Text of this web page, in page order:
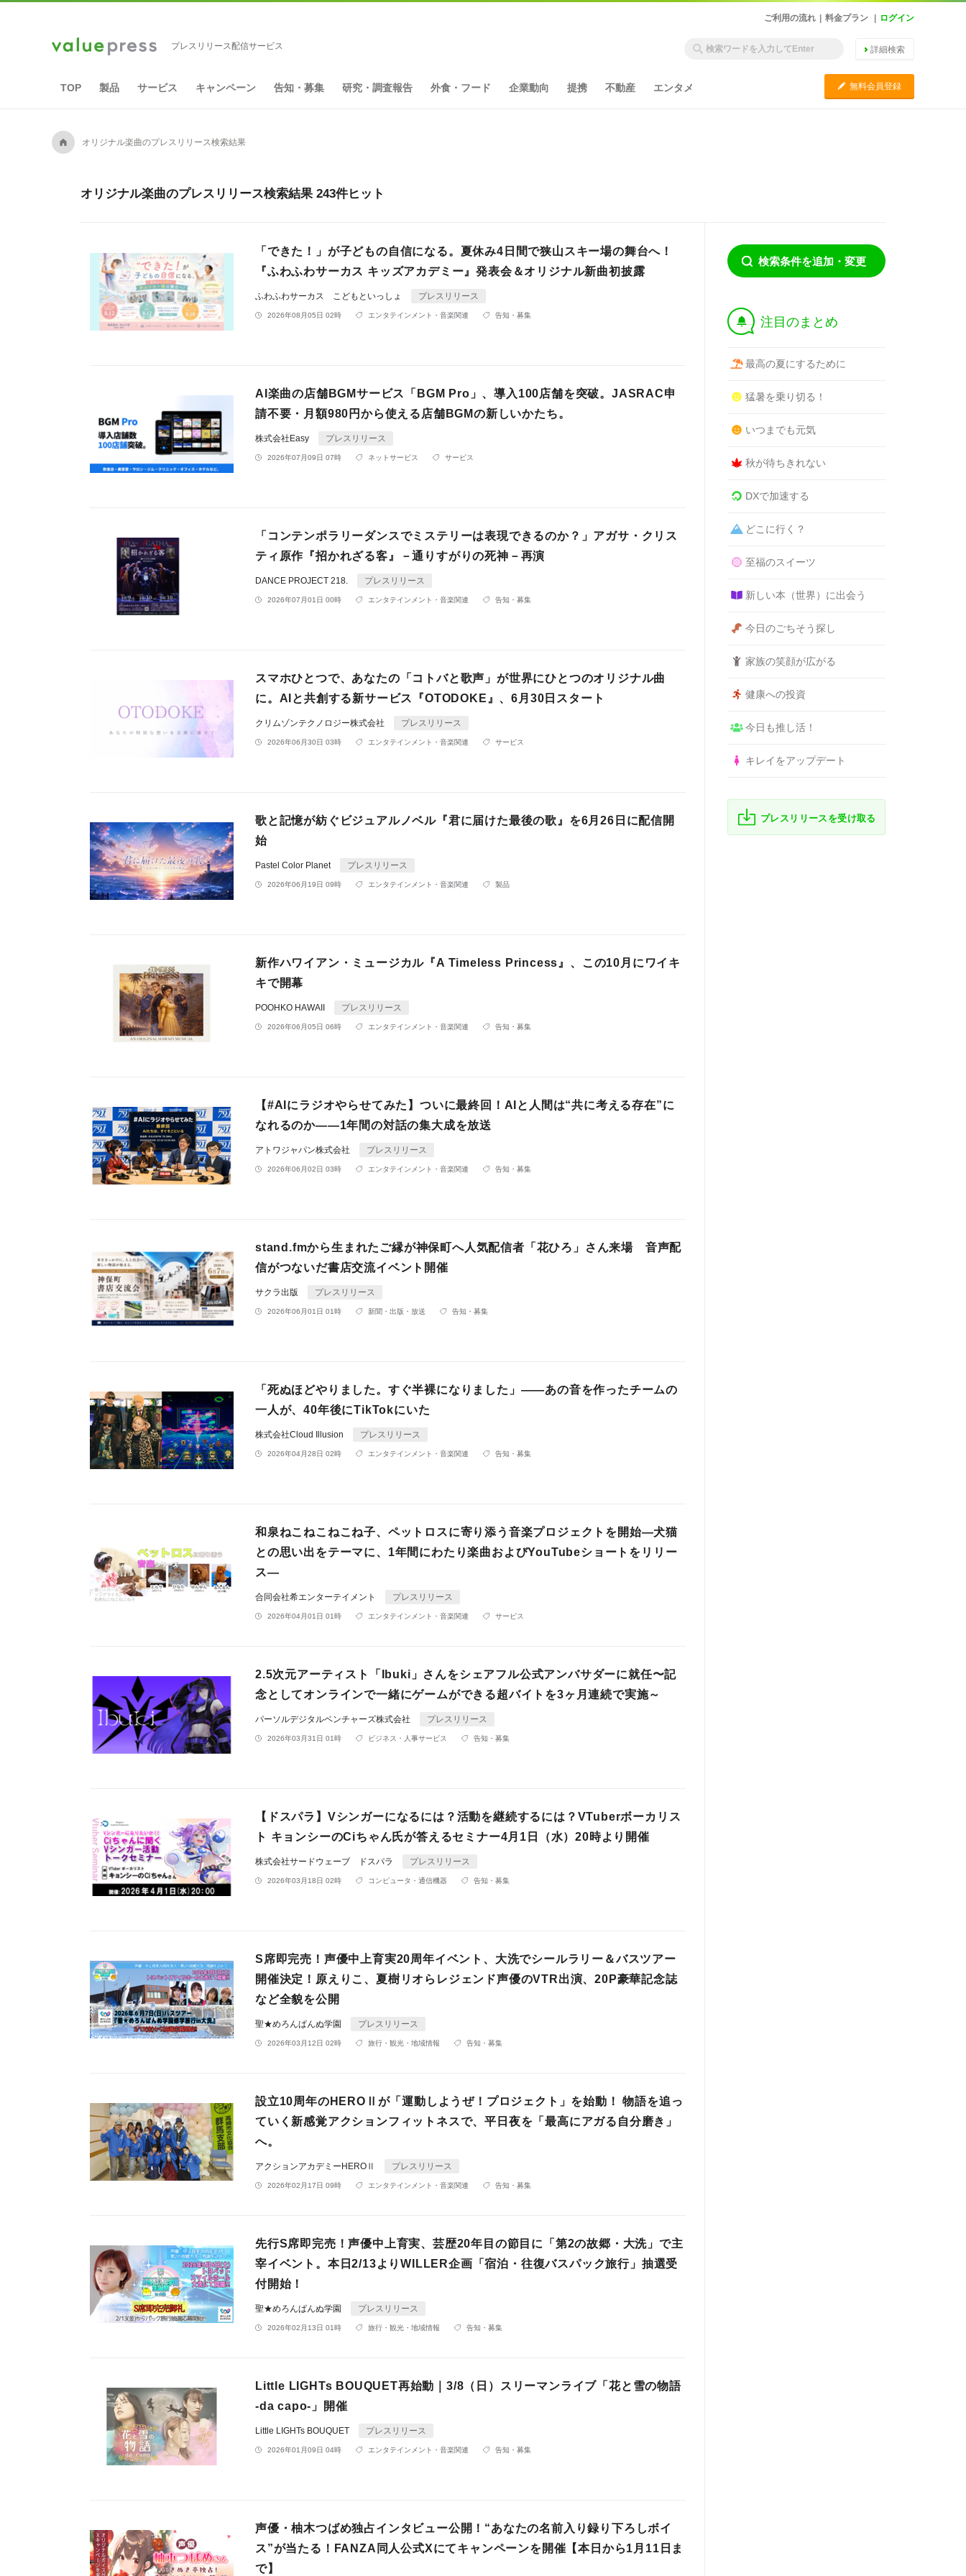
ご利用の流れ 料金プラン ログイン
プレスリリース配信サービス 詳細検索
TOP 製品 サービス キャンペーン 告知・募集 研究・調査報告 外食・フード 企業動向 提携 不動産 エンタメ C 無料会員登録
A オリジナル楽曲のプレスリリース検索結果
オリジナル楽曲のプレスリリース検索結果 243件ヒット
「できた！」が子どもの自信になる。夏休み4日間で狭山スキー場の舞台へ！
『ふわふわサーカス キッズアカデミー』発表会＆オリジナル新曲初披露
ふわふわサーカス こどもといっしょ プレスリリース
2026年08月05日 02時 エンタテインメント・音楽関連 告知・募集
AI楽曲の店舗BGMサービス「BGM Pro」、導入100店舗を突破。JASRAC申
請不要・月額980円から使える店舗BGMの新しいかたち。
株式会社Easy プレスリリース
2026年07月09日 07時 ネットサービス サービス
「コンテンポラリーダンスでミステリーは表現できるのか？」アガサ・クリス
ティ原作『招かれざる客』－通りすがりの死神－再演
DANCE PROJECT 218. プレスリリース
2026年07月01日 00時 エンタテインメント・音楽関連 告知・募集
スマホひとつで、あなたの「コトバと歌声」が世界にひとつのオリジナル曲
に。AIと共創する新サービス『OTODOKE』、6月30日スタート
クリムゾンテクノロジー株式会社 プレスリリース
2026年06月30日 03時 エンタテインメント・音楽関連 サービス
歌と記憶が紡ぐビジュアルノベル『君に届けた最後の歌』を6月26日に配信開
始
Pastel Color Planet プレスリリース
2026年06月19日 09時 エンタテインメント・音楽関連 製品
新作ハワイアン・ミュージカル『A Timeless Princess』、この10月にワイキ
キで開幕
POOHKO HAWAII プレスリリース
2026年06月05日 06時 エンタテインメント・音楽関連 告知・募集
【#AIにラジオやらせてみた】ついに最終回！AIと人間は“共に考える存在”に
なれるのか――1年間の対話の集大成を放送
アトワジャパン株式会社 プレスリリース
2026年06月02日 03時 エンタテインメント・音楽関連 告知・募集
stand.fmから生まれたご縁が神保町へ人気配信者「花ひろ」さん来場 音声配
信がつないだ書店交流イベント開催
サクラ出版 プレスリリース
2026年06月01日 01時 新聞・出版・放送 告知・募集
「死ぬほどやりました。すぐ半裸になりました」——あの音を作ったチームの
一人が、40年後にTikTokにいた
株式会社Cloud Illusion プレスリリース
2026年04月28日 02時 エンタテインメント・音楽関連 告知・募集
和泉ねこねこねこね子、ペットロスに寄り添う音楽プロジェクトを開始―犬猫
との思い出をテーマに、1年間にわたり楽曲およびYouTubeショートをリリー
ス―
合同会社希エンターテイメント プレスリリース
2026年04月01日 01時 エンタテインメント・音楽関連 サービス
2.5次元アーティスト「Ibuki」さんをシェアフル公式アンバサダーに就任〜記
念としてオンラインで一緒にゲームができる超バイトを3ヶ月連続で実施～
パーソルデジタルベンチャーズ株式会社 プレスリリース
2026年03月31日 01時 ビジネス・人事サービス 告知・募集
【ドスパラ】Vシンガーになるには？活動を継続するには？VTuberボーカリス
ト キョンシーのCiちゃん氏が答えるセミナー4月1日（水）20時より開催
株式会社サードウェーブ ドスパラ プレスリリース
2026年03月18日 02時 コンピュータ・通信機器 告知・募集
S席即完売！声優中上育実20周年イベント、大洗でシールラリー＆バスツアー
開催決定！原えりこ、夏樹リオらレジェンド声優のVTR出演、20P豪華記念誌
など全貌を公開
聖★めろんぱんぬ学園 プレスリリース
2026年03月12日 02時 旅行・観光・地域情報 告知・募集
設立10周年のHEROⅡが「運動しようぜ！プロジェクト」を始動！ 物語を追っ
ていく新感覚アクションフィットネスで、平日夜を「最高にアガる自分磨き」
へ。
アクションアカデミーHEROⅡ プレスリリース
2026年02月17日 09時 エンタテインメント・音楽関連 告知・募集
先行S席即完売！声優中上育実、芸歴20年目の節目に「第2の故郷・大洗」で主
宰イベント。本日2/13よりWILLER企画「宿泊・往復バスパック旅行」抽選受
付開始！
聖★めろんぱんぬ学園 プレスリリース
2026年02月13日 01時 旅行・観光・地域情報 告知・募集
Little LIGHTs BOUQUET再始動｜3/8（日）スリーマンライブ「花と雪の物語
-da capo-」開催
Little LIGHTs BOUQUET プレスリリース
2026年01月09日 04時 エンタテインメント・音楽関連 告知・募集
声優・柚木つばめ独占インタビュー公開！“あなたの名前入り録り下ろしボイ
ス”が当たる！FANZA同人公式Xにてキャンペーンを開催【本日から1月11日ま
で】
検索条件を追加・変更
† 注目のまとめ
最高の夏にするために
猛暑を乗り切る！
いつまでも元気
秋が待ちきれない
DXで加速する
どこに行く？
至福のスイーツ
新しい本（世界）に出会う
今日のごちそう探し
家族の笑顔が広がる
健康への投資
今日も推し活！
キレイをアップデート
プレスリリースを受け取る